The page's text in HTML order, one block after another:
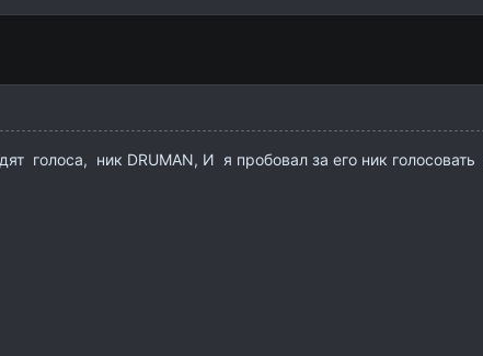
голоса, ник DRUMAN, И я пробовал за его ник